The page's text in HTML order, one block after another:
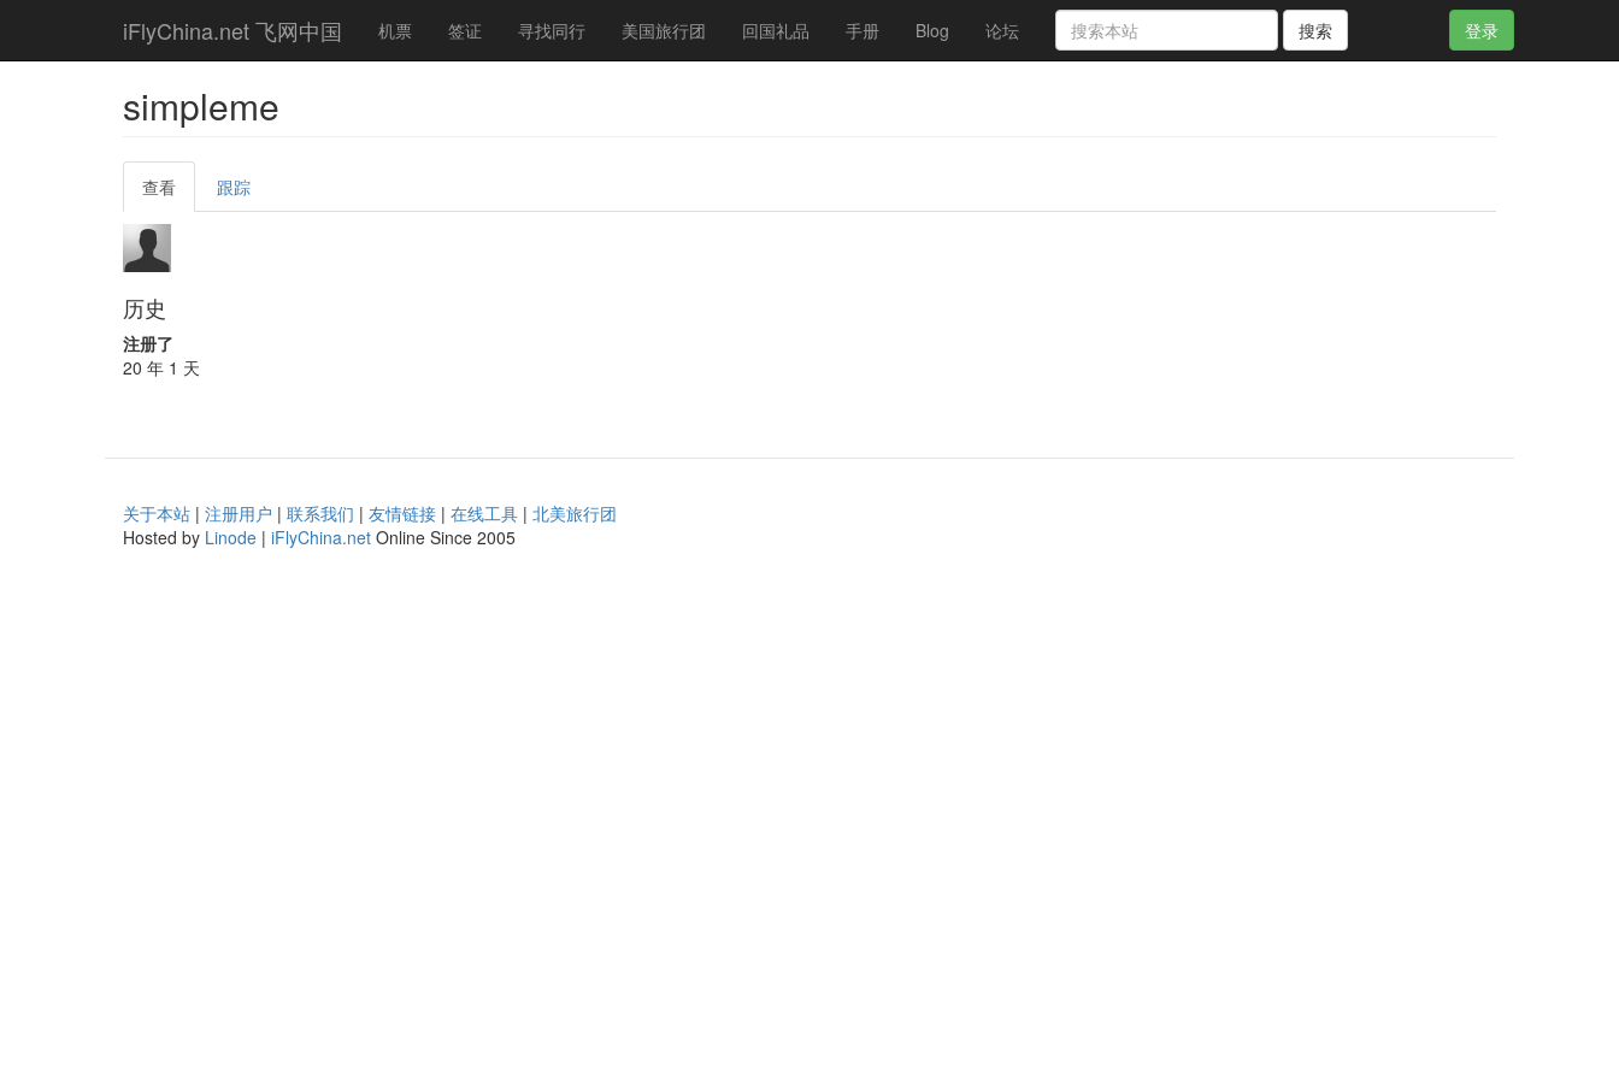
main
iFlyChina.net 飞网中国 机票 签证 寻找同行 美国旅行团 回国礼品 手册 Blog 论坛 搜索 登录
simpleme
Primary
tabs
查看 (active
tab)
跟踪
历史
注册了
20 年 1 天
关于本站 | 注册用户 | 联系我们 | 友情链接 | 在线工具 | 北美旅行团
Hosted by Linode | iFlyChina.net Online Since 2005